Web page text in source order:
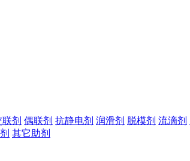
剂 偶联剂 抗静电剂 润滑剂 脱模剂 流滴剂
其它助剂